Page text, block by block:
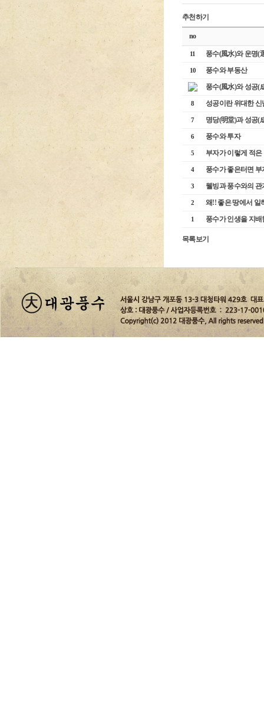
추천하기
no
11 풍수(風水)와 운명(
10
풍수와 부동산
풍수(風水)와 성공(
8 성공이란 위대한 신
7 명당(明堂)과 성공(
6 풍수와 투자
5 부자가 이렇게 적
4 풍수가 좋은터면
3 웰빙과 풍수와의 관
2 왜!! 좋은 땅에서 일
1 풍수가 인생을 지배
목록보기